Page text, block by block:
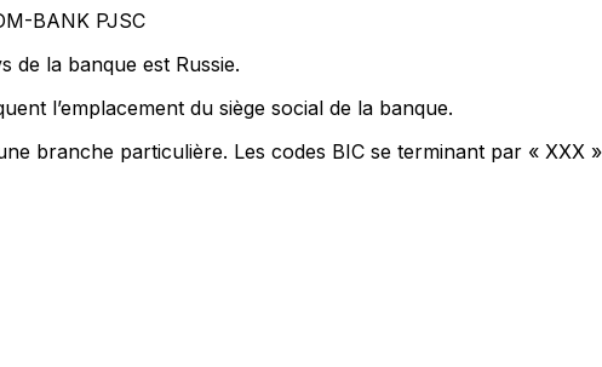
BANK PJSC
de la banque est Russie.
l’emplacement du siège social de la banque.
branche particulière. Les codes BIC se terminant par « XXX